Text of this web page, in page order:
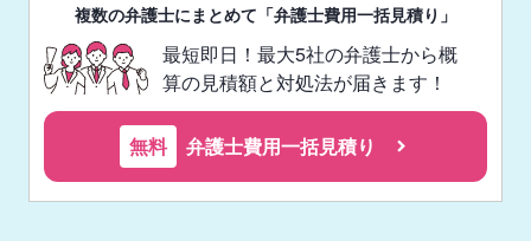
複数の弁護士にまとめて「弁護士費用一括見積り」
最短即日！最大5社の弁護士から概
算の見積額と対処法が届きます！
無料 弁護士費用一括見積り